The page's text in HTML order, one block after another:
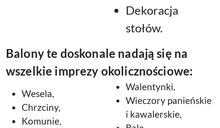
Dekoracja
stołów.
Balony te doskonale nadają się na
wszelkie imprezy okolicznościowe:
Wesela,
Chrzciny,
Komunie,
Walentynki,
Wieczory panieńskie
i kawalerskie,